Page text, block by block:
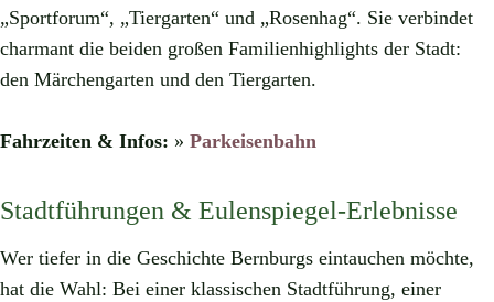
„Sportforum“, „Tiergarten“ und „Rosenhag“. Sie verbindet
charmant die beiden großen Familienhighlights der Stadt:
den Märchengarten und den Tiergarten.
Fahrzeiten & Infos: » Parkeisenbahn
Stadtführungen & Eulenspiegel-Erlebnisse
Wer tiefer in die Geschichte Bernburgs eintauchen möchte,
hat die Wahl: Bei einer klassischen Stadtführung, einer